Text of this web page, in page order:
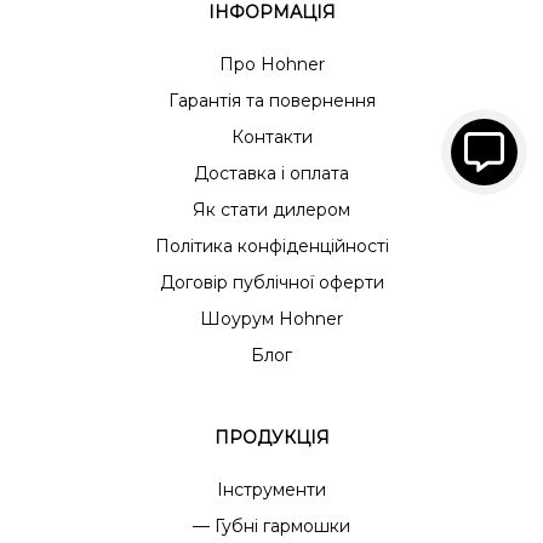
ІНФОРМАЦІЯ
Про Hohner
Гарантія та повернення
Контакти
Доставка і оплата
Як стати дилером
Політика конфіденційності
Договір публічної оферти
Шоурум Hohner
Блог
ПРОДУКЦІЯ
Інструменти
— Губні гармошки